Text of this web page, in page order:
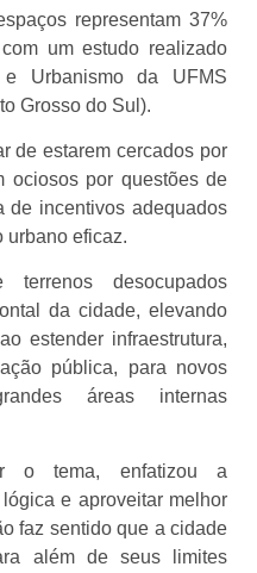
representam 37%
um estudo realizado
Urbanismo da UFMS
Grosso do Sul).
de estarem cercados por
ociosos por questões de
de incentivos adequados
urbano eficaz.
desocupados
da cidade, elevando
estender infraestrutura,
pública, para novos
áreas internas
o tema, enfatizou a
e aproveitar melhor
faz sentido que a cidade
além de seus limites